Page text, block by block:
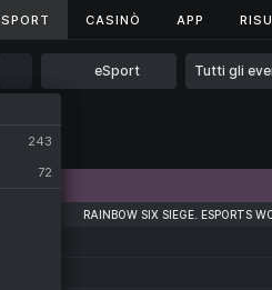
SPORT CASINÒ APP
SPORT CASINÒ APP
eSport Tutti gli
RAINBOW SIX SIEGE. ESPORTS
13
243
72